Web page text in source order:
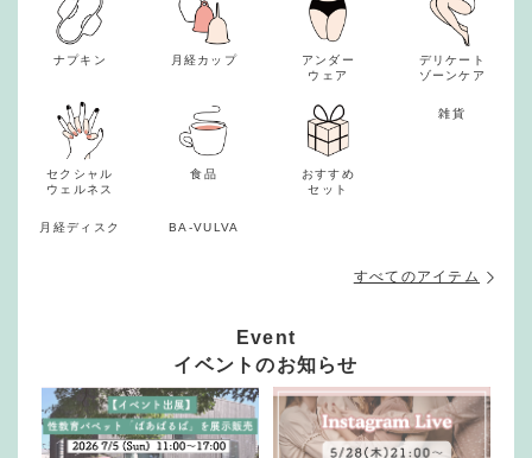
ナプキン 月経カップ
アンダー
ウェア
デリケート
ゾーンケア
セクシャル
ウェルネス
食品
おすすめ
セット
雑貨
月経ディスク BA-VULVA
すべてのアイテム
Event
イベントのお知らせ